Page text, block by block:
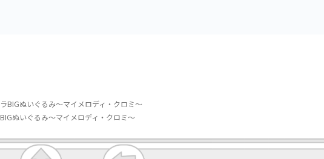
BIGぬいぐるみ～マイメロディ・クロミ～
ぬいぐるみ～マイメロディ・クロミ～